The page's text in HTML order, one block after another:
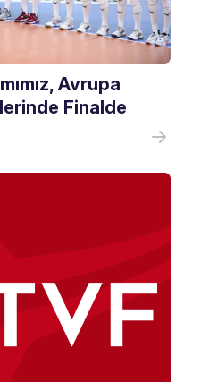
Avrupa
Finalde